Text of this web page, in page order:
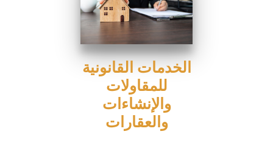
الخدمات القانونية
للمقاولات
والإنشاءات
والعقارات